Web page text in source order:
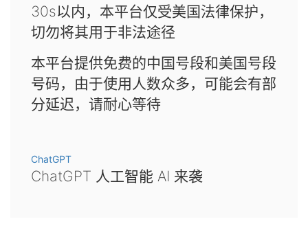
30s以内，本平台仅受美国法律保护，
切勿将其用于非法途径
本平台提供免费的中国号段和美国号段
号码，由于使用人数众多，可能会有部
分延迟，请耐心等待
ChatGPT
ChatGPT 人工智能 AI 来袭